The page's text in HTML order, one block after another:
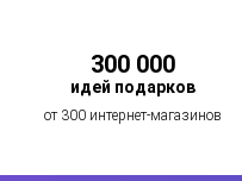
300 000
идей подарков
от 300 интернет-магазинов